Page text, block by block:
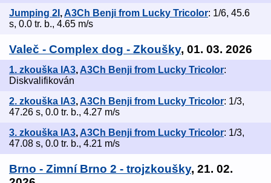
Jumping 2I ,A3Ch Benji from Lucky Tricolor: 1/6, 45.6
s, 0.0 tr. b., 4.65 m/s
Valeč - Complex dog - Zkoušky, 01. 03. 2026
1. zkouška IA3, A3Ch Benji from Lucky Tricolor:
Diskvalifikován
2. zkouška IA3,A3Ch Benji from Lucky Tricolor: 1/3,
47.26 s, 0.0 tr. b., 4.27 m/s
3. zkouška IA3, A3Ch Benji from Lucky Tricolor: 1/3,
47.08 s, 0.0 tr. b., 4.21 m/s
Brno - Zimní Brno 2 - trojzkoušky, 21. 02.